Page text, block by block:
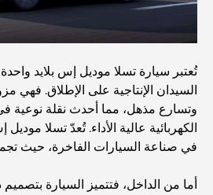
أغلى مدارس جيمس في دبي: دليل
أفضل المدارس القريبة من داماك هيلز 2: دليل
أفضل المطاعم الهندية في دبي:
تُعتبر سيارة تسلا موديل إس بلايد
السيدان الإنتاجية على الإطلاق. فهي
وتسارع مذهل، مما أحدث نقلة نوعية
الكهربائية عالية الأداء. تُعدّ تسلا
في صناعة السيارات الفاخرة، حيث
أما من الداخل، فتتميز السيارة